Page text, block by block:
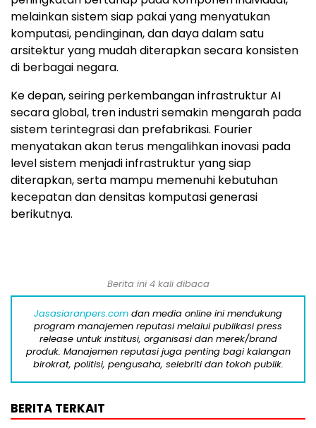
melainkan sistem siap pakai yang menyatukan
komputasi, pendinginan, dan daya dalam satu
arsitektur yang mudah diterapkan secara konsisten
di berbagai negara.
Ke depan, seiring perkembangan infrastruktur AI
secara global, tren industri semakin mengarah pada
sistem terintegrasi dan prefabrikasi. Fourier
menyatakan akan terus mengalihkan inovasi pada
level sistem menjadi infrastruktur yang siap
diterapkan, serta mampu memenuhi kebutuhan
kecepatan dan densitas komputasi generasi
berikutnya.
Berita ini 4 kali dibaca
Jasasiaranpers.com dan media online ini mendukung
program manajemen reputasi melalui publikasi press
release untuk institusi, organisasi dan merek/brand
produk. Manajemen reputasi juga penting bagi kalangan
birokrat, politisi, pengusaha, selebriti dan tokoh publik.
BERITA TERKAIT